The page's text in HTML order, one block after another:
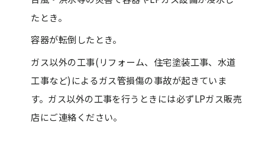
たとき。
容器が転倒したとき。
ガス以外の工事(リフォーム、住宅塗装工事、水道
工事など)によるガス管損傷の事故が起きていま
す。ガス以外の工事を行うときには必ずLPガス販売
店にご連絡ください。